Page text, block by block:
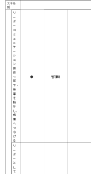
スキル
別
リ
ー
ダ
ー
コ
ミ
ュ
ニ
ケ
ー
シ
ョ
ン
研
修
～
部
下・
後
輩
を
動
か
し、
成
果
へ
つ
な
げ
る
● 管理職
リ
ー
ダ
ー
と
し
て